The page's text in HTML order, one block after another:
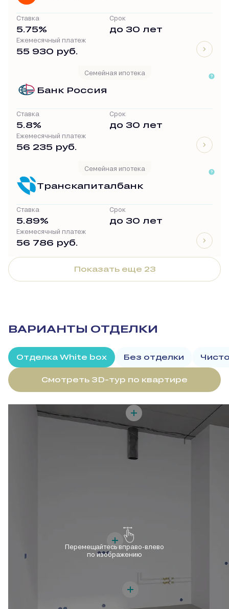
Ставка
5.75%
Срок
до 30 лет
Ежемесячный платеж
55 930 руб.
Семейная ипотека
Банк Россия
Ставка
5.8%
Срок
до 30 лет
Ежемесячный платеж
56 235 руб.
Семейная ипотека
Транскапиталбанк
Ставка
5.89%
Срок
до 30 лет
Ежемесячный платеж
56 786 руб.
Показать еще 23
ВАРИАНТЫ ОТДЕЛКИ
Отделка White box Без отделки
Смотреть 3D-тур по квартире
Перемещайтесь вправо-влево
по изображению